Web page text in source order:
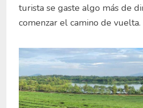
turista se gaste algo más de
comenzar el camino de vuelta.